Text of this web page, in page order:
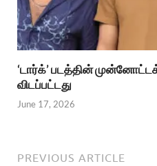
‘டார்க்’ படத்தின்
விடப்பட்டது
June 17, 2026
PREVIOUS ARTICLE